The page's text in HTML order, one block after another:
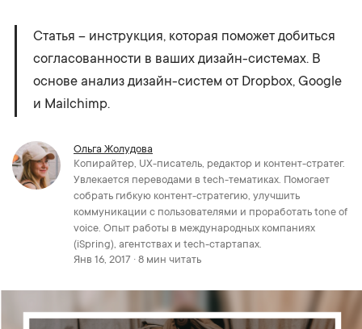
Статья – инструкция, которая поможет добиться
согласованности в ваших дизайн-системах. В
основе анализ дизайн-систем от Dropbox, Google
и Mailchimp.
Ольга Жолудова
Копирайтер, UX-писатель, редактор и контент-стратег.
Увлекается переводами в tech-тематиках. Помогает
собрать гибкую контент-стратегию, улучшить
коммуникации с пользователями и проработать tone of
voice. Опыт работы в международных компаниях
(iSpring), агентствах и tech-стартапах.
Янв 16, 2017 · 8 мин читать